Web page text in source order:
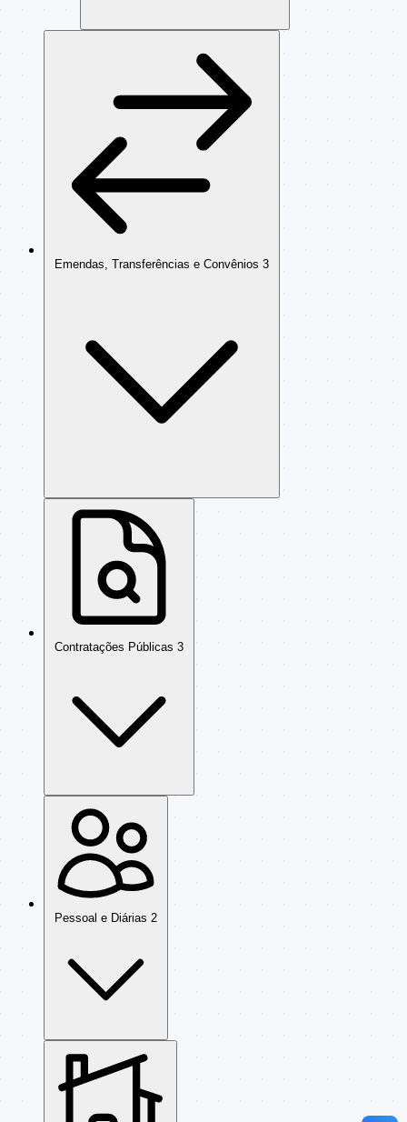
Emendas, Transferências e Convênios 3
Contratações Públicas 3
Pessoal e Diárias 2